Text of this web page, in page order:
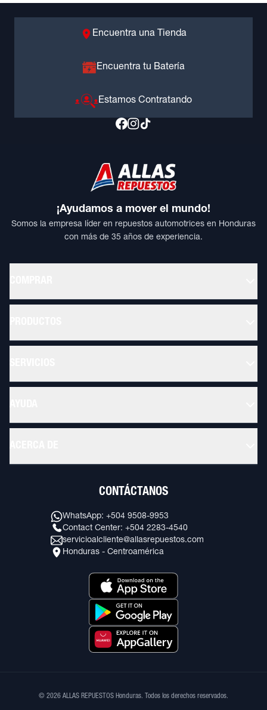
Encuentra una Tienda
Encuentra tu Batería
Estamos Contratando
¡Ayudamos a mover el mundo!
Somos la empresa líder en repuestos automotrices en Honduras
con más de 35 años de experiencia.
CONTÁCTANOS
WhatsApp: +504 9508-9953
Contact Center: +504 2283-4540
servicioalcliente@allasrepuestos.com
Honduras - Centroamérica
© 2026 ALLAS REPUESTOS Honduras. Todos los derechos reservados.